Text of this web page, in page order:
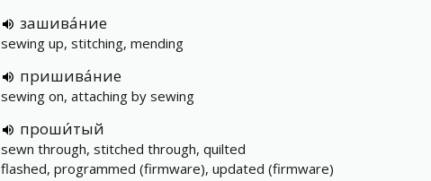
зашива́ние
sewing up, stitching, mending
пришива́ние
sewing on, attaching by sewing
проши́тый
sewn through, stitched through, quilted
flashed, programmed (firmware), updated (firmware)